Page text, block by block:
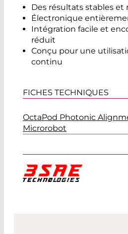
Des résultats stables
Électronique
Intégration facile et
réduit
Conçu pour une
continu
FICHES TECHNIQUES
OctaPod Photonic
Microrobot